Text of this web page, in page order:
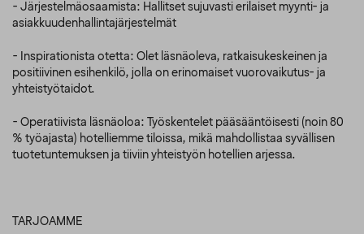
- Järjestelmäosaamista: Hallitset sujuvasti erilaiset myynti- ja
asiakkuudenhallintajärjestelmät
- Inspirationista otetta: Olet läsnäoleva, ratkaisukeskeinen ja
positiivinen esihenkilö, jolla on erinomaiset vuorovaikutus- ja
yhteistyötaidot.
- Operatiivista läsnäoloa: Työskentelet pääsääntöisesti (noin 80
% työajasta) hotelliemme tiloissa, mikä mahdollistaa syvällisen
tuotetuntemuksen ja tiiviin yhteistyön hotellien arjessa.
TARJOAMME